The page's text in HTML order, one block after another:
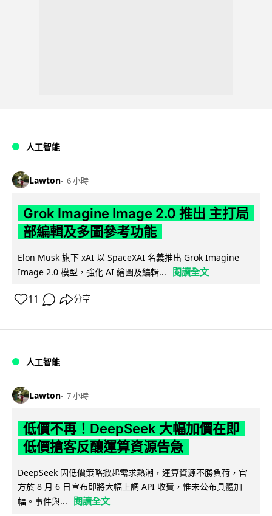
人工智能
Lawton 6 小時
Grok Imagine Image 2.0 推出 主打局
部編輯及多圖參考功能
Elon Musk 旗下 xAI 以 SpaceXAI 名義推出 Grok Imagine
Image 2.0 模型，強化 AI 繪圖及編輯...
閱讀全文
11 分享
人工智能
Lawton 7 小時
低價不再！DeepSeek 大幅加價在即
低價搶客反釀運算資源告急
DeepSeek 因低價策略掀起需求熱潮，運算資源不勝負荷，官
方於 8 月 6 日宣布即將大幅上調 API 收費，惟未公布具體加
幅。事件與...
閱讀全文